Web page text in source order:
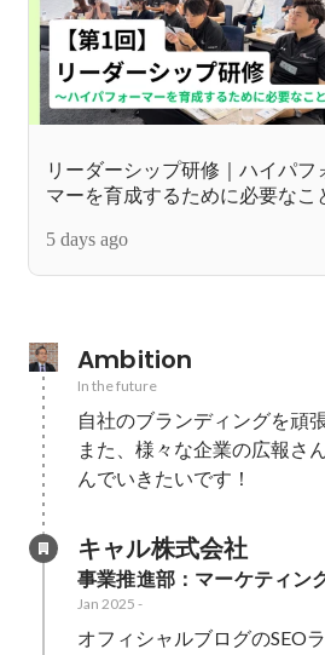
リーダーシップ研修｜ハイパフ
マーを育成するために必要なこ
5 days ago
Ambition
In the future
自社のブランディングを頑
また、様々な企業の広報さ
んでいきたいです！
キャル株式会社
事業推進部：マーケティン
Jan 2025 -
オフィシャルブログのSEO